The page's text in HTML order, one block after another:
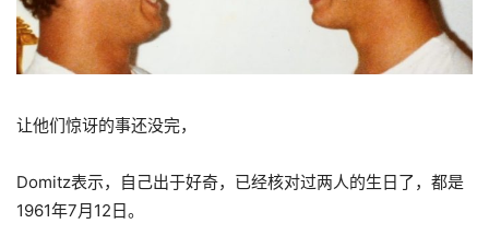
让他们惊讶的事还没完，
Domitz表示，自己出于好奇，已经核对过两人的生日了，都是
1961年7月12日。